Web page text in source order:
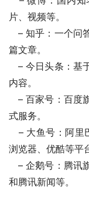
片、视频等。
篇文章。
内容。
式服务。
浏览器、优酷等平
和腾讯新闻等。